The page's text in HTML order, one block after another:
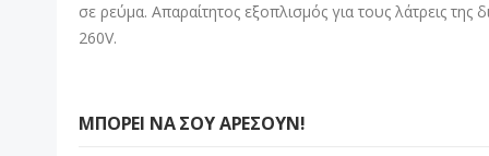
σε ρεύμα. Απαραίτητος εξοπλισμός για τους λάτρεις
260V.
ΜΠΟΡΕΊ ΝΑ ΣΟΥ ΑΡΈΣΟΥΝ!